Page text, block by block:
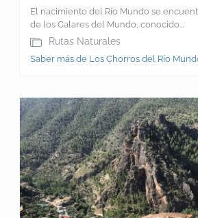
El nacimiento del Río Mundo se
de los Calares del Mundo, conocido...
Rutas Naturales
Saber más de Los Chorros del Río